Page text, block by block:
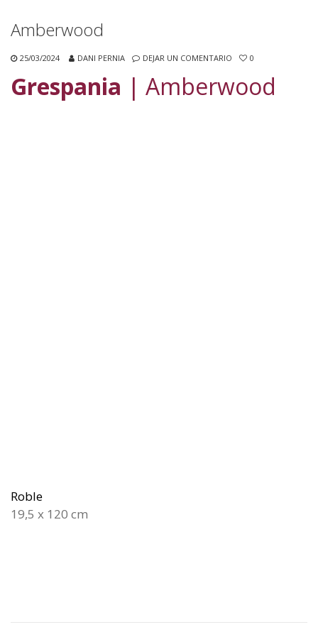
Amberwood
25/03/2024 DANI PERNIA DEJAR UN COMENTARIO 0
Grespania | Amberwood
Roble
19,5 x 120 cm